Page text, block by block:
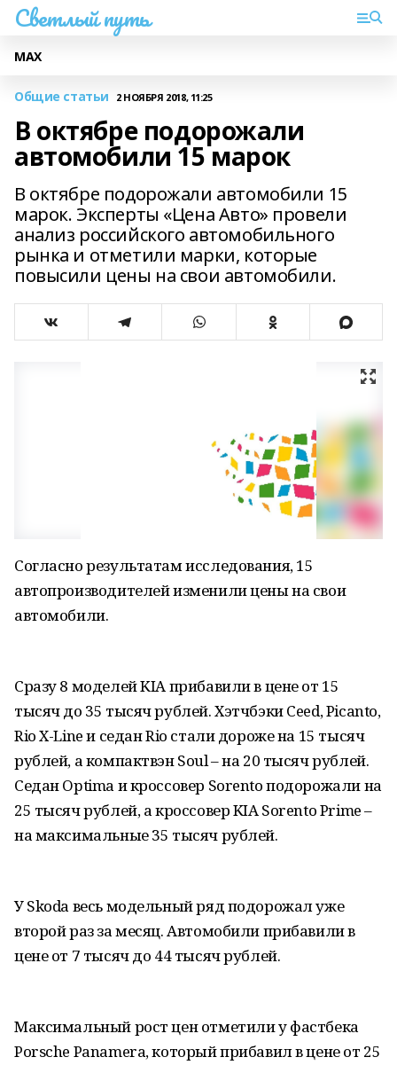
Светлый путь
МАХ
Общие статьи 2 НОЯБРЯ 2018, 11:25
В октябре подорожали
автомобили 15 марок
В октябре подорожали автомобили 15
марок. Эксперты «Цена Авто» провели
анализ российского автомобильного
рынка и отметили марки, которые
повысили цены на свои автомобили.
Согласно результатам исследования, 15
автопроизводителей изменили цены на свои
автомобили.
Сразу 8 моделей KIA прибавили в цене от 15
тысяч до 35 тысяч рублей. Хэтчбэки Ceed, Picanto,
Rio X-Line и седан Rio стали дороже на 15 тысяч
рублей, а компактвэн Soul – на 20 тысяч рублей.
Седан Optima и кроссовер Sorento подорожали на
25 тысяч рублей, а кроссовер KIA Sorento Prime –
на максимальные 35 тысяч рублей.
У Skoda весь модельный ряд подорожал уже
второй раз за месяц. Автомобили прибавили в
цене от 7 тысяч до 44 тысяч рублей.
Максимальный рост цен отметили у фастбека
Porsche Panamera, который прибавил в цене от 25